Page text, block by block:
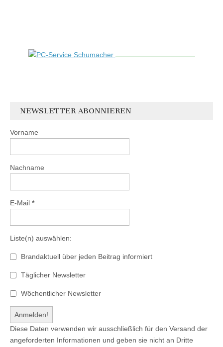
NEWSLETTER ABONNIEREN
Vorname
Nachname
E-Mail *
Liste(n) auswählen:
Brandaktuell über jeden Beitrag informiert
Täglicher Newsletter
Wöchentlicher Newsletter
Diese Daten verwenden wir ausschließlich für den Versand der
angeforderten Informationen und geben sie nicht an Dritte